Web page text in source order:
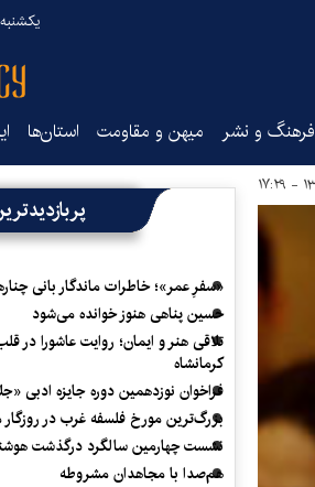
یکشنبه ۱۸ مرداد
فرهنگ و نشر میهن و مقاومت استان‌ها
«سفرِ عمر»؛ خاطرات ماندگار بانی
حسین پناهی هنوز خوانده می‌شود
تلاقی هنر و ایمان؛ روایت عاشورا در
کرمانشاه
فراخوان نوزدهمین دوره جایزه ادبی
بزرگ‌ترین مورخ فلسفه غرب در روزگار
نشست چهارمین سالگرد درگذشت
هم‌صدا با مجاهدان مشروطه